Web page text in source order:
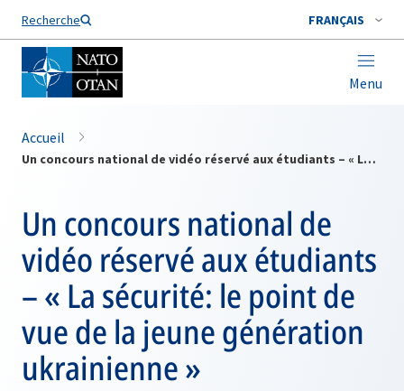
Recherche FRANÇAIS
Menu
Nom de famille*
Accueil
Un concours national de vidéo réservé aux étudiants – « La sécurité: le point de vue de la jeune génération ukrainienne »
Un concours national de
vidéo réservé aux étudiants
– « La sécurité: le point de
vue de la jeune génération
ukrainienne »